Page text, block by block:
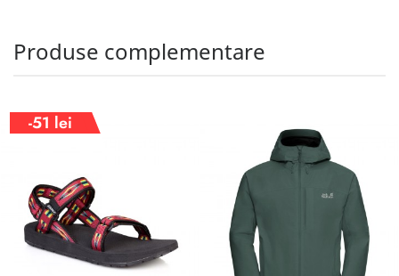
Produse complementare
-51 lei